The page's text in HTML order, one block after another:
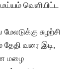
வெளியிட்ட
சுழற்சி
வரை இடி,
மழை